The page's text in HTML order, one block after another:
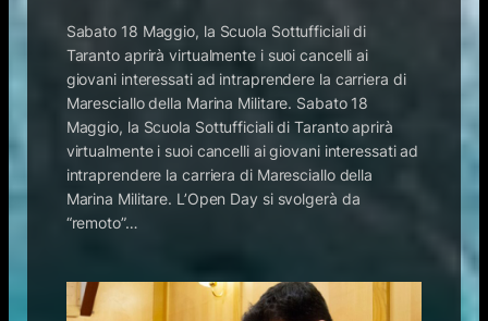
Sabato 18 Maggio, la Scuola Sottufficiali di
Taranto aprirà virtualmente i suoi cancelli ai
giovani interessati ad intraprendere la carriera di
Maresciallo della Marina Militare. Sabato 18
Maggio, la Scuola Sottufficiali di Taranto aprirà
virtualmente i suoi cancelli ai giovani interessati ad
intraprendere la carriera di Maresciallo della
Marina Militare. L’Open Day si svolgerà da
“remoto”…